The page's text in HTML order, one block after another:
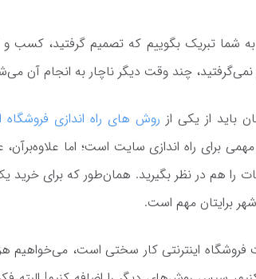
شما تبریک بگوییم که تصمیم گرفتید، کسب و
نمی‌گرفتید، چند وقت دیگر ناچار به انجام آن
باید از یکی از روش‌ های راه‌ اندازی فروشگاه
برای راه اندازی سایت است؛ اما
هم در نظر بگیرید. همان‌طور که برای خرید
برایتان مهم است.
فروشگاه اینترنتی کار سختی است، می‌خواهیم